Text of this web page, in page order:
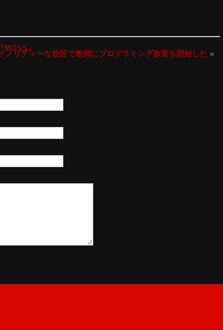
』
ノリティーな校区で教師にプログラミング教育を開始した »